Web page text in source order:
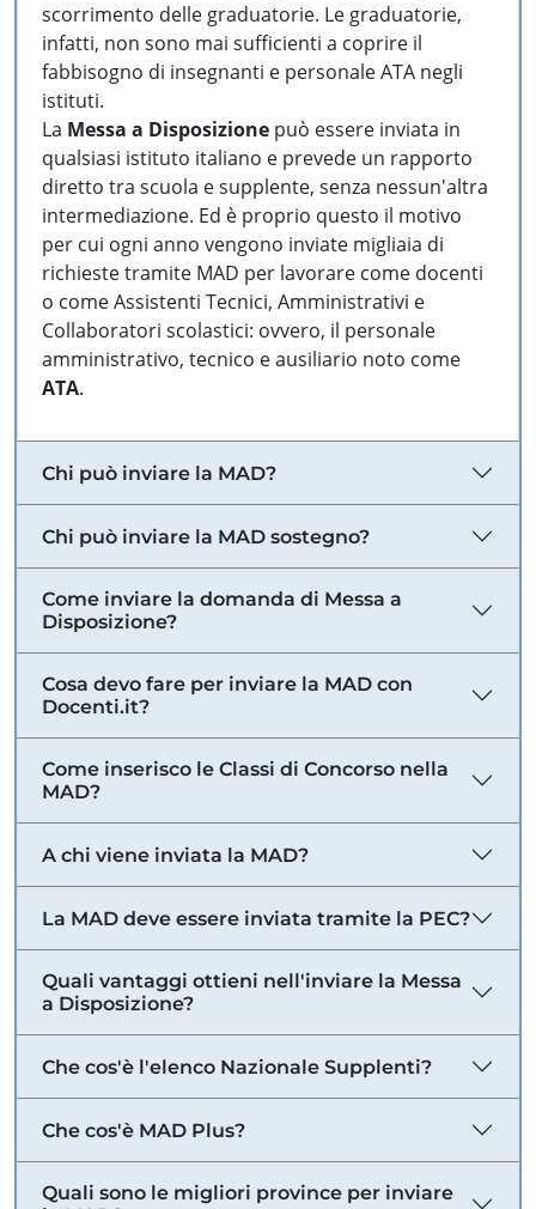
scorrimento delle graduatorie. Le graduatorie,
infatti, non sono mai sufficienti a coprire il
fabbisogno di insegnanti e personale ATA negli
istituti.
La Messa a Disposizione può essere inviata in
qualsiasi istituto italiano e prevede un rapporto
diretto tra scuola e supplente, senza nessun'altra
intermediazione. Ed è proprio questo il motivo
per cui ogni anno vengono inviate migliaia di
richieste tramite MAD per lavorare come docenti
o come Assistenti Tecnici, Amministrativi e
Collaboratori scolastici: ovvero, il personale
amministrativo, tecnico e ausiliario noto come
ATA.
Chi può inviare la MAD?
Chi può inviare la MAD sostegno?
Come inviare la domanda di Messa a
Disposizione?
Cosa devo fare per inviare la MAD con
Docenti.it?
Come inserisco le Classi di Concorso nella
MAD?
A chi viene inviata la MAD?
La MAD deve essere inviata tramite la PEC?
Quali vantaggi ottieni nell'inviare la Messa
a Disposizione?
Che cos'è l'elenco Nazionale Supplenti?
Che cos'è MAD Plus?
Quali sono le migliori province per inviare